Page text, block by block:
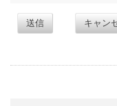
送信 キャン